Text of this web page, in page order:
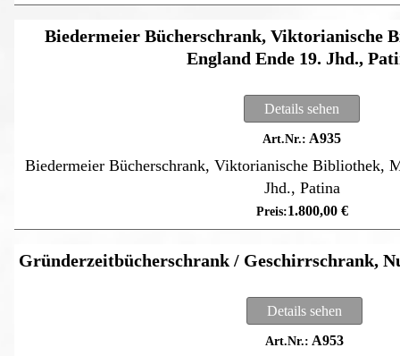
Biedermeier Bücherschrank, Viktorianische
England Ende 19. Jhd.,
Details sehen
A935
Biedermeier Bücherschrank, Viktorianische Bibliothek,
Jhd., Patina
1.800,00 €
Gründerzeitbücherschrank / Geschirrschrank,
Details sehen
A953